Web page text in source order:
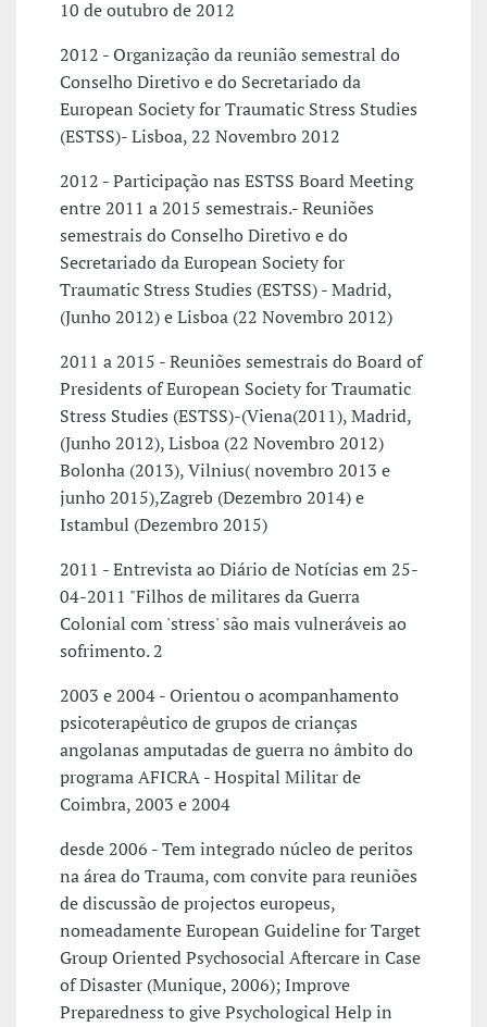
10 de outubro de 2012
2012 - Organização da reunião semestral do
Conselho Diretivo e do Secretariado da
European Society for Traumatic Stress Studies
(ESTSS)- Lisboa, 22 Novembro 2012
2012 - Participação nas ESTSS Board Meeting
entre 2011 a 2015 semestrais.- Reuniões
semestrais do Conselho Diretivo e do
Secretariado da European Society for
Traumatic Stress Studies (ESTSS) - Madrid,
(Junho 2012) e Lisboa (22 Novembro 2012)
2011 a 2015 - Reuniões semestrais do Board of
Presidents of European Society for Traumatic
Stress Studies (ESTSS)-(Viena(2011), Madrid,
(Junho 2012), Lisboa (22 Novembro 2012)
Bolonha (2013), Vilnius( novembro 2013 e
junho 2015),Zagreb (Dezembro 2014) e
Istambul (Dezembro 2015)
2011 - Entrevista ao Diário de Notícias em 25-
04-2011 "Filhos de militares da Guerra
Colonial com 'stress' são mais vulneráveis ao
sofrimento. 2
2003 e 2004 - Orientou o acompanhamento
psicoterapêutico de grupos de crianças
angolanas amputadas de guerra no âmbito do
programa AFICRA - Hospital Militar de
Coimbra, 2003 e 2004
desde 2006 - Tem integrado núcleo de peritos
na área do Trauma, com convite para reuniões
de discussão de projectos europeus,
nomeadamente European Guideline for Target
Group Oriented Psychosocial Aftercare in Case
of Disaster (Munique, 2006); Improve
Preparedness to give Psychological Help in